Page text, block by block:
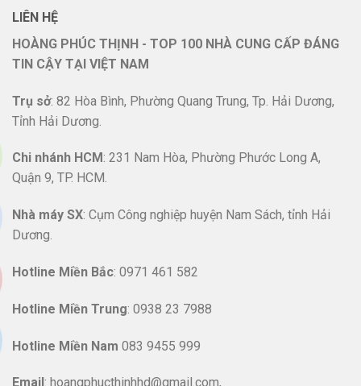
LIÊN HỆ
HOÀNG PHÚC THỊNH - TOP 100 NHÀ CUNG CẤP ĐÁNG
TIN CẬY TẠI VIỆT NAM
Trụ sở: 82 Hòa Bình, Phường Quang Trung, Tp. Hải Dương,
Tỉnh Hải Dương.
Chi nhánh HCM: 231 Nam Hòa, Phường Phước Long A,
Quận 9, TP. HCM.
Nhà máy SX: Cụm Công nghiệp huyện Nam Sách, tỉnh Hải
Dương.
Hotline Miền Bắc: 0971 461 582
Hotline Miền Trung: 0938 23 7988
Hotline Miền Nam 083 9455 999
Email : hoangphucthinhhd@gmail.com,